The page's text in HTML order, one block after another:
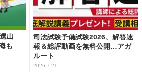
出
も
司法試験予備試験2026、解答速
報＆総評動画を無料公開…アガ
ルート
2026.7.21